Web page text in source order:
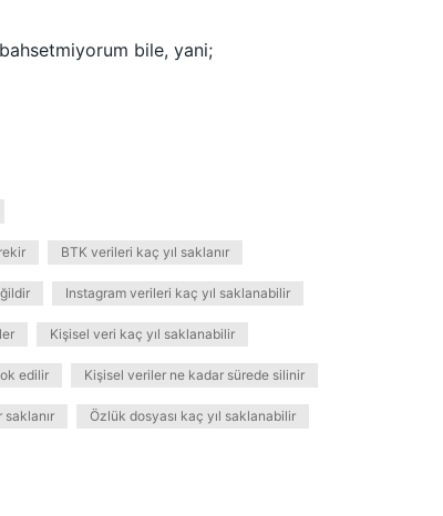
bile, yani;
BTK verileri kaç yıl saklanır
Instagram verileri kaç yıl saklanabilir
Kişisel veri kaç yıl saklanabilir
edilir Kişisel veriler ne kadar sürede silinir
Özlük dosyası kaç yıl saklanabilir